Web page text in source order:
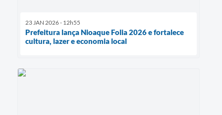
23 JAN 2026 - 12h55
Prefeitura lança Nioaque Folia 2026 e fortalece
cultura, lazer e economia local